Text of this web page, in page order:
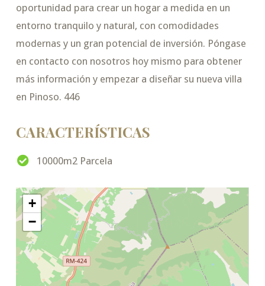
oportunidad para crear un hogar a medida en un
entorno tranquilo y natural, con comodidades
modernas y un gran potencial de inversión. Póngase
en contacto con nosotros hoy mismo para obtener
más información y empezar a diseñar su nueva villa
en Pinoso. 446
CARACTERÍSTICAS
10000m2 Parcela
+
−